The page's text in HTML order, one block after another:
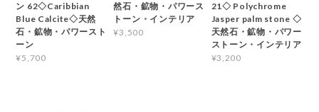
ン 62◇Caribbian
Blue Calcite◇天然
石・鉱物・パワースト
ーン
¥5,700
然石・鉱物・パワース
トーン・インテリア
¥3,500
21◇ Polychrome
Jasper palm stone ◇
天然石・鉱物・パワー
ストーン・インテリア
¥3,200